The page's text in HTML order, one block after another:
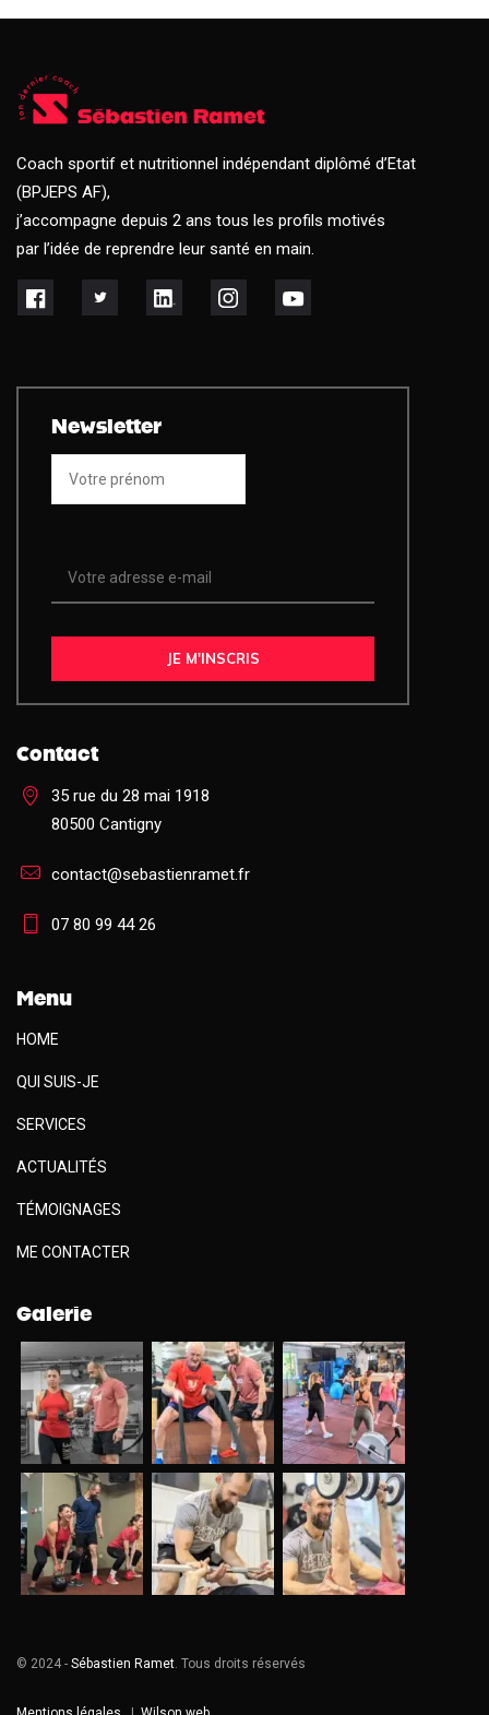
Coach sportif et nutritionnel indépendant diplômé d’Etat
(BPJEPS AF),
j’accompagne depuis 2 ans tous les profils motivés
par l’idée de reprendre leur santé en main.
Newsletter
Contact
35 rue du 28 mai 1918
80500 Cantigny
contact@sebastienramet.fr
07 80 99 44 26
Menu
HOME
QUI SUIS-JE
SERVICES
ACTUALITÉS
TÉMOIGNAGES
ME CONTACTER
Galerie
© 2024 - Sébastien Ramet. Tous droits réservés